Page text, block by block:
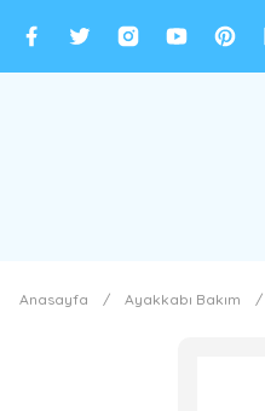
Anasayfa Ayakkabı Bakım